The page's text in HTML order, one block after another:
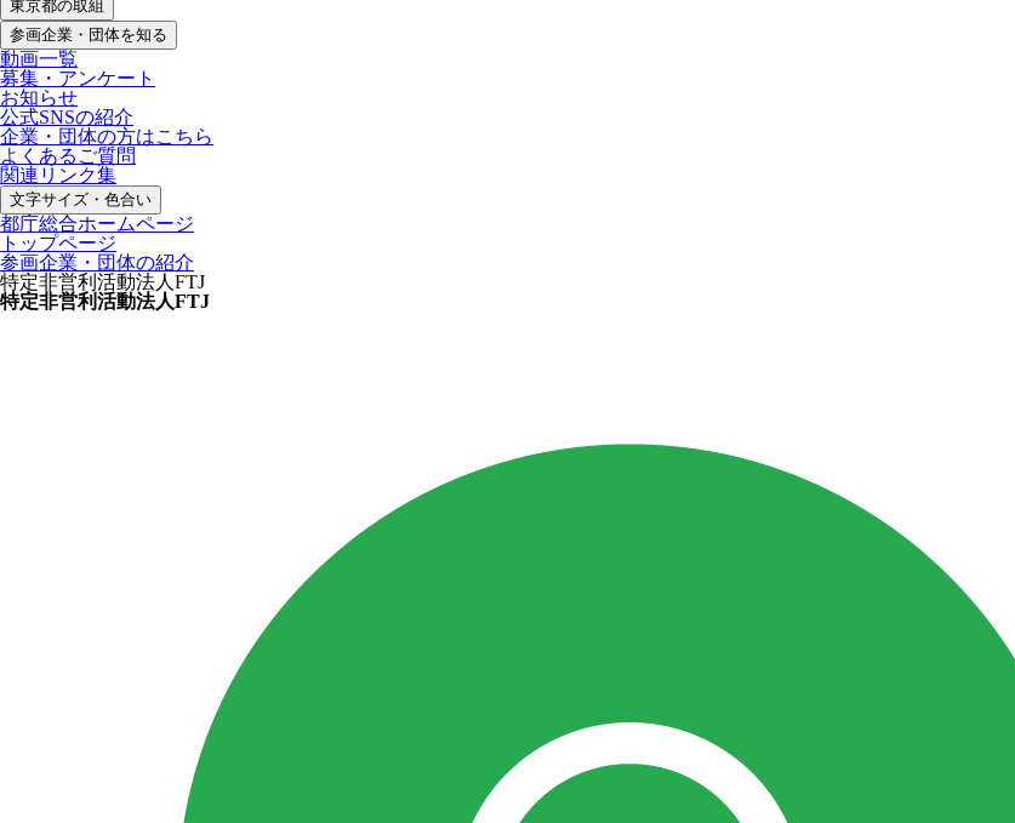
東京都の取組
参画企業・ 団体を知る
動画一覧
募集・ アンケート
お知らせ
公式SNSの紹介
企業・団体の方はこちら
よくあるご質問
関連リンク集
文字サイズ・色合い
都庁総合ホームページ
トップページ
参画企業・団体の紹介
特定非営利活動法人FTJ
特定非営利活動法人FTJ